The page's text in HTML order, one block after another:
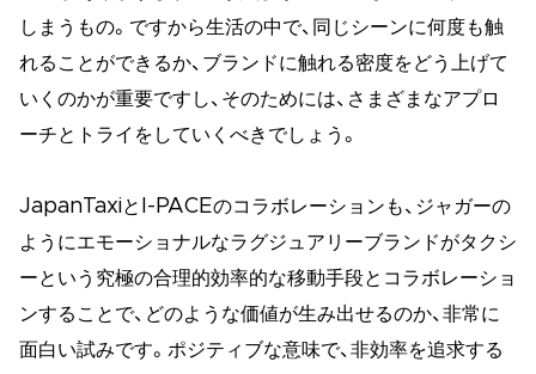
しまうもの。ですから生活の中で、同じシーンに何度も触
れることができるか、ブランドに触れる密度をどう上げて
いくのかが重要ですし、そのためには、さまざまなアプロ
ーチとトライをしていくべきでしょう。
JapanTaxiとI-PACEのコラボレーションも、ジャガーの
ようにエモーショナルなラグジュアリーブランドがタクシ
ーという究極の合理的効率的な移動手段とコラボレーショ
ンすることで、どのような価値が生み出せるのか、非常に
面白い試みです。ポジティブな意味で、非効率を追求する